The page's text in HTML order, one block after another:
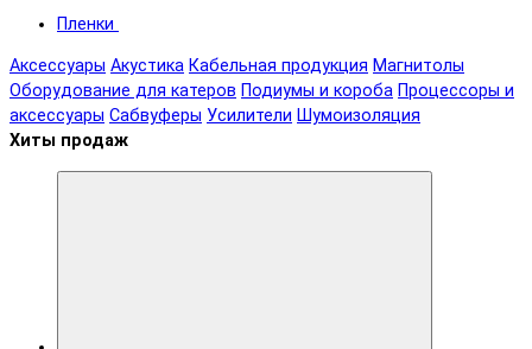
Пленки
Аксессуары Акустика Кабельная продукция Магнитолы
Оборудование для катеров Подиумы и короба Процессоры и
аксессуары Сабвуферы Усилители Шумоизоляция
Хиты продаж